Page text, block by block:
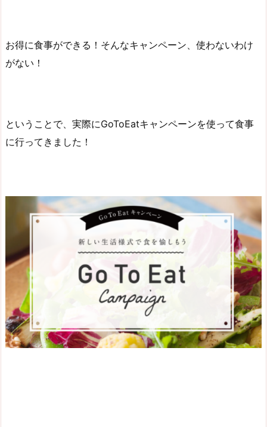
お得に食事ができる！そんなキャンペーン、使わないわけ
がない！
ということで、実際にGoToEatキャンペーンを使って食事
に行ってきました！